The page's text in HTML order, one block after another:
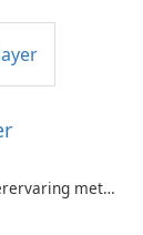
met